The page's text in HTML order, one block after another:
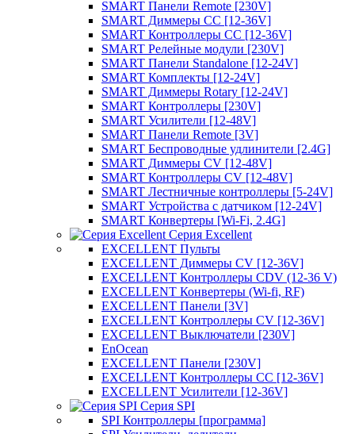
SMART Панели Remote [230V]
SMART Диммеры CC [12-36V]
SMART Контроллеры CC [12-36V]
SMART Релейные модули [230V]
SMART Панели Standalone [12-24V]
SMART Комплекты [12-24V]
SMART Диммеры Rotary [12-24V]
SMART Контроллеры [230V]
SMART Усилители [12-48V]
SMART Панели Remote [3V]
SMART Беспроводные удлинители [2.4G]
SMART Диммеры CV [12-48V]
SMART Контроллеры CV [12-48V]
SMART Лестничные контроллеры [5-24V]
SMART Устройства с датчиком [12-24V]
SMART Конвертеры [Wi-Fi, 2.4G]
Серия Excellent
EXCELLENT Пульты
EXCELLENT Диммеры CV [12-36V]
EXCELLENT Контроллеры CDV (12-36 V)
EXCELLENT Конвертеры (Wi-fi, RF)
EXCELLENT Панели [3V]
EXCELLENT Контроллеры CV [12-36V]
EXCELLENT Выключатели [230V]
EnOcean
EXCELLENT Панели [230V]
EXCELLENT Контроллеры CC [12-36V]
EXCELLENT Усилители [12-36V]
Серия SPI
SPI Контроллеры [программа]